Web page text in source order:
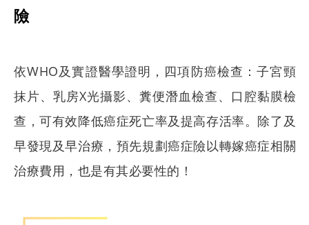
險
依WHO及實證醫學證明，四項防癌檢查：子宮頸
抹片、乳房X光攝影、糞便潛血檢查、口腔黏膜檢
查，可有效降低癌症死亡率及提高存活率。除了及
早發現及早治療，預先規劃癌症險以轉嫁癌症相關
治療費用，也是有其必要性的！